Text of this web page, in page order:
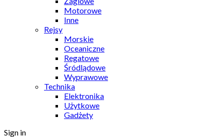
Motorowe
Inne
Rejsy
Morskie
Oceaniczne
Regatowe
Śródlądowe
Wyprawowe
Technika
Elektronika
Użytkowe
Gadżety
Sign in